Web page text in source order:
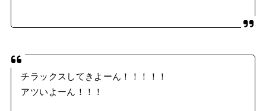
チラックスしてきよーん！！！！！
アツいよーん！！！